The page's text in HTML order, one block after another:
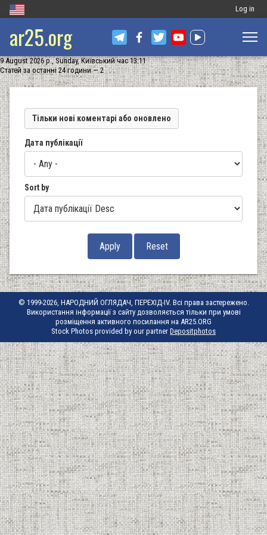
Меню
запису
Log in
ar25.org
9 August 2026 р., Sunday, Київський час 13:11
Статей за останні 24 години — 2
Тільки нові коментарі або оновлено
Дата публікації
Sort by
© 1999-2026, НАРОДНИЙ ОГЛЯДАЧ, ПЕРЕХІД-IV. Всі права застережено.
Використання інформації з сайту дозволяється тільки при умові
розміщення активного посилання на AR25.ORG
Stock Photos provided by our partner Depositphotos